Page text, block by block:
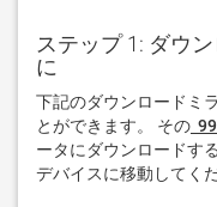
ステップ 1: ダウ
に
下記のダウンロードミ
とができます。 その
ータにダウンロードす
デバイスに移動してく